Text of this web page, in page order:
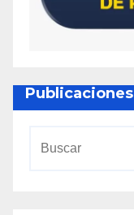
Publicaciones